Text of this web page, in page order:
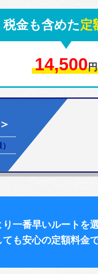
税金も含めた定
14,500円
一番早いルートを
も安心の定額料金で